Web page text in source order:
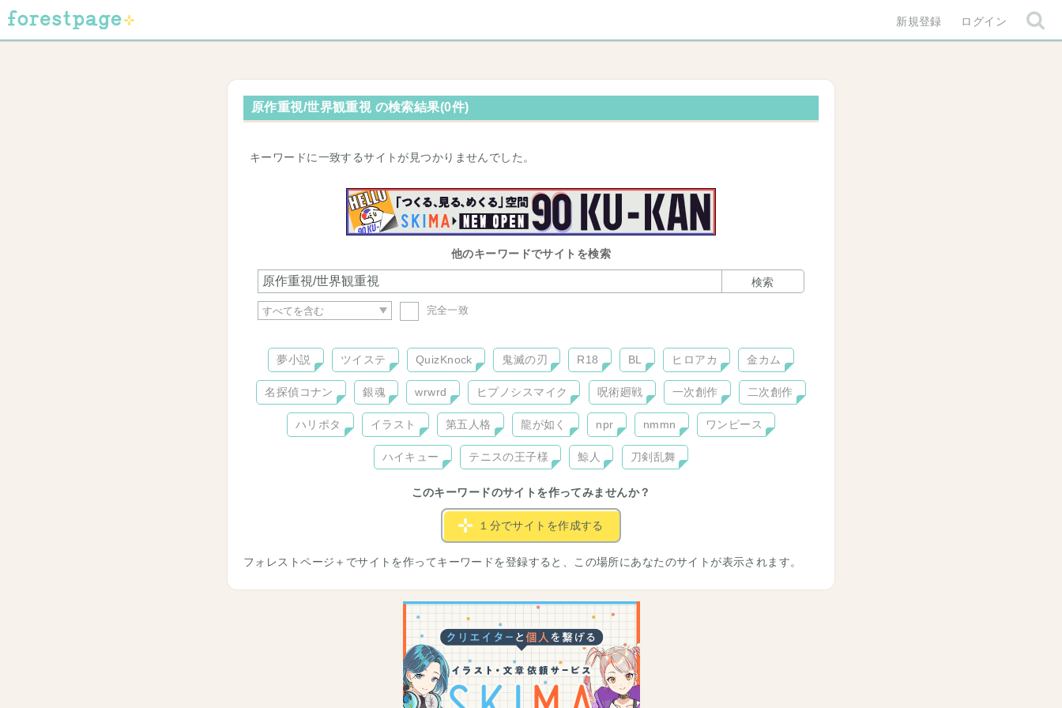
新規登録 ログイン
原作重視/世界観重視 の検索結果(0件)
キーワードに一致するサイトが見つかりませんでした。
他のキーワードでサイトを検索
検索
完全一致
夢小説 ツイステ QuizKnock 鬼滅の刃 R18 BL ヒロアカ 金カム
名探偵コナン 銀魂 wrwrd ヒプノシスマイク 呪術廻戦 一次創作 二次創作
ハリポタ イラスト 第五人格 龍が如く npr nmmn ワンピース
ハイキュー テニスの王子様 鯨人 刀剣乱舞
このキーワードのサイトを作ってみませんか？
１分でサイトを作成する
フォレストページ＋でサイトを作ってキーワードを登録すると、この場所にあなたのサイトが表示されます。